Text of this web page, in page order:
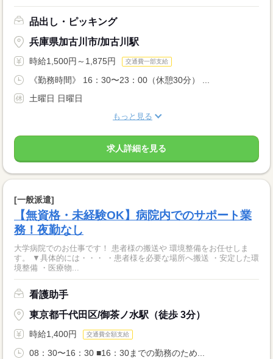
品出し・ピッキング
兵庫県加古川市/加古川駅
時給1,500円～1,875円 交通費一部支給
《勤務時間》 16：30〜23：00（休憩30分） ...
土曜日 日曜日
もっと見る
求人詳細を見る
[一般派遣]
【無資格・未経験OK】病院内でのサポート業
務！夜勤なし
大学病院でのお仕事です！ 患者様の搬送や 環境整備をお任せしま
す。 ▼具体的には・・・ ・患者様を必要な場所へ搬送 ・安定した環
境整備 ・医療物...
看護助手
東京都千代田区/御茶ノ水駅（徒歩 3分）
時給1,400円 交通費全額支給
08：30〜16：30 ■16：30までの勤務のため...